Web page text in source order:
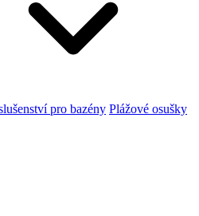
pro bazény Plážové osušky